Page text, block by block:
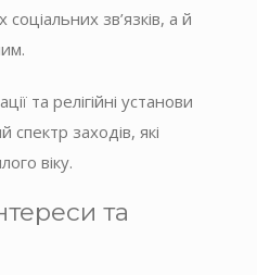
зв’язків, а й
та релігійні установи
заходів, які
віку.
та